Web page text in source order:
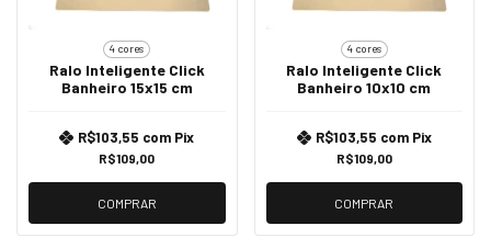
4 cores
Ralo Inteligente Click
Banheiro 15x15 cm
R$109,00
R$103,55 com Pix
COMPRAR
4 cores
Ralo Inteligente Click
Banheiro 10x10 cm
R$109,00
R$103,55 com Pix
COMPRAR